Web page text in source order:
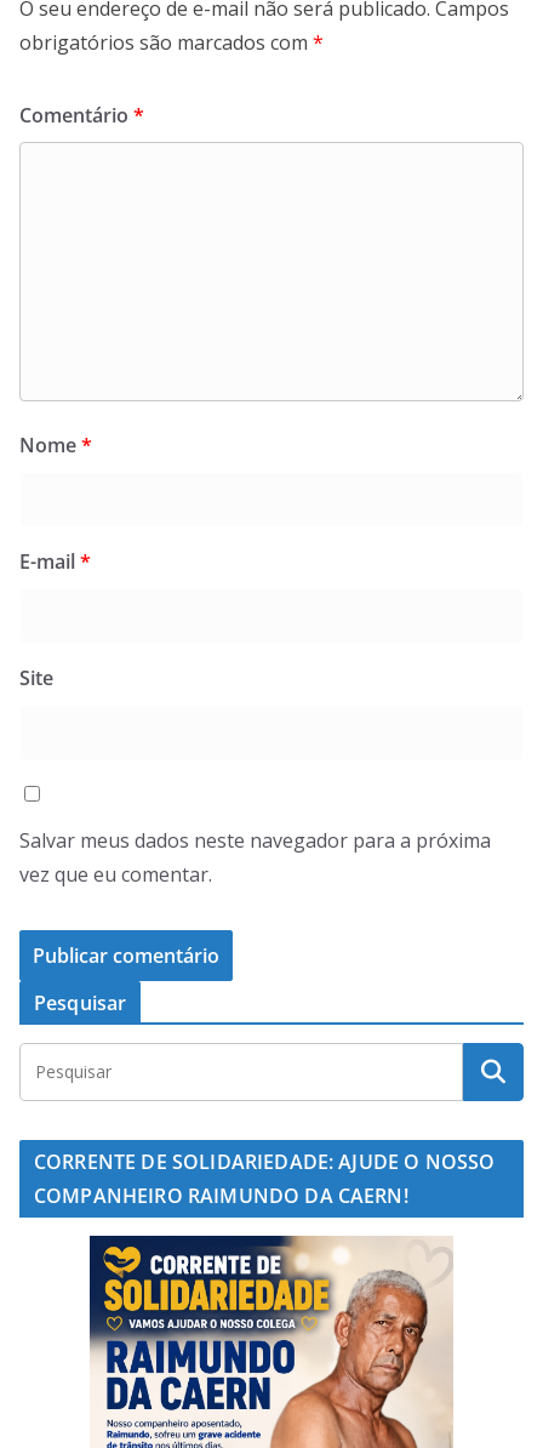
O seu endereço de e-mail não será publicado. Campos
obrigatórios são marcados com *
Comentário *
Nome*
E-mail*
Site
Salvar meus dados neste navegador para a próxima
vez que eu comentar.
Pesquisar
CORRENTE DE SOLIDARIEDADE: AJUDE O NOSSO
COMPANHEIRO RAIMUNDO DA CAERN!